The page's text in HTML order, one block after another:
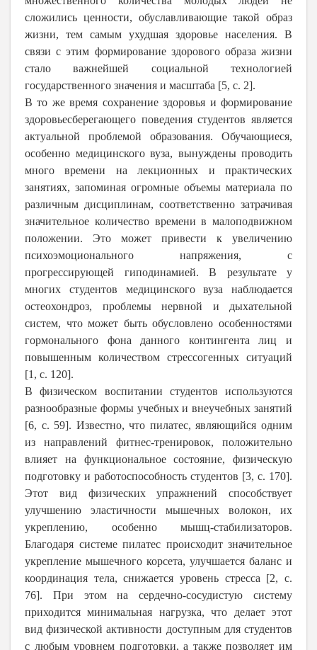
сложились ценности, обуславливающие такой образ
жизни, тем самым ухудшая здоровье населения. В
связи с этим формирование здорового образа жизни
стало важнейшей социальной технологией
государственного значения и масштаба [5, с. 2].
В то же время сохранение здоровья и формирование
здоровьесберегающего поведения студентов является
актуальной проблемой образования. Обучающиеся,
особенно медицинского вуза, вынуждены проводить
много времени на лекционных и практических
занятиях, запоминая огромные объемы материала по
различным дисциплинам, соответственно затрачивая
значительное количество времени в малоподвижном
положении. Это может привести к увеличению
психоэмоционального напряжения, с
прогрессирующей гиподинамией. В результате у
многих студентов медицинского вуза наблюдается
остеохондроз, проблемы нервной и дыхательной
систем, что может быть обусловлено особенностями
гормонального фона данного контингента лиц и
повышенным количеством стрессогенных ситуаций
[1, с. 120].
В физическом воспитании студентов используются
разнообразные формы учебных и внеучебных занятий
[6, с. 59]. Известно, что пилатес, являющийся одним
из направлений фитнес-тренировок, положительно
влияет на функциональное состояние, физическую
подготовку и работоспособность студентов [3, с. 170].
Этот вид физических упражнений способствует
улучшению эластичности мышечных волокон, их
укреплению, особенно мышц-стабилизаторов.
Благодаря системе пилатес происходит значительное
укрепление мышечного корсета, улучшается баланс и
координация тела, снижается уровень стресса [2, с.
76]. При этом на сердечно-сосудистую систему
приходится минимальная нагрузка, что делает этот
вид физической активности доступным для студентов
с любым уровнем подготовки, а также позволяет им